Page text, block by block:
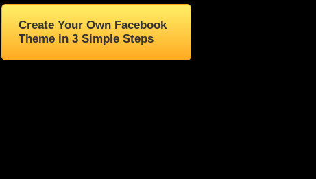
Create Your Own Facebook
Theme in 3 Simple Steps